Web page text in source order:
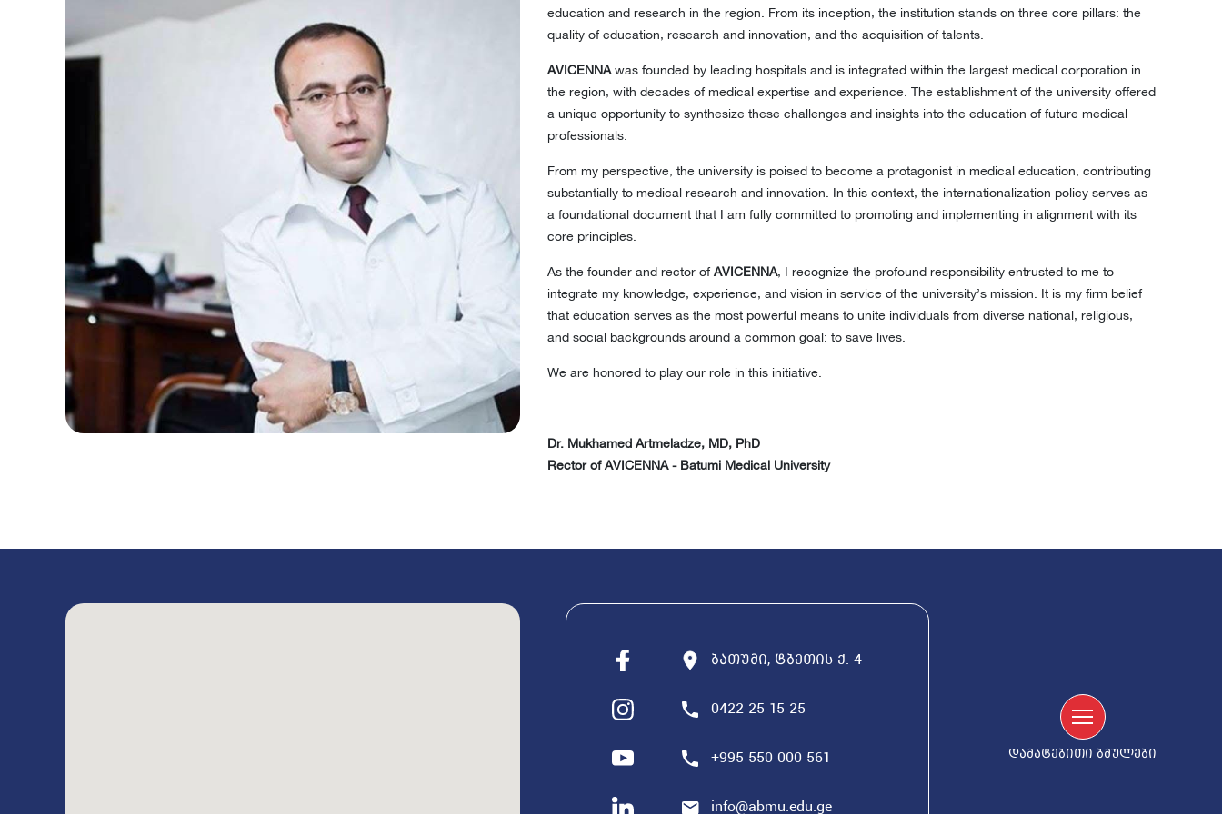
იურიდიული ცნობარი
გალერეა
სიახლეები
ღონისძიებები
სასწავლო პროცესის მარეგულირებელი წესი
კარიერული მხარდაჭერა
სტუდენტური თვითმმართველობა
სპორტული და კულტურული აქტივობები
education and research in the region. From its inception, the institution stands on three core pillars: the
quality of education, research and innovation, and the acquisition of talents.
AVICENNAwas founded by leading hospitals and is integrated within the largest medical corporation in
the region, with decades of medical expertise and experience. The establishment of the university offered
a unique opportunity to synthesize these challenges and insights into the education of future medical
professionals.
From my perspective, the university is poised to become a protagonist in medical education, contributing
substantially to medical research and innovation. In this context, the internationalization policy serves as
a foundational document that I am fully committed to promoting and implementing in alignment with its
core principles.
As the founder and rector ofAVICENNA, I recognize the profound responsibility entrusted to me to
integrate my knowledge, experience, and vision in service of the university’s mission. It is my firm belief
that education serves as the most powerful means to unite individuals from diverse national, religious,
and social backgrounds around a common goal: to save lives.
We are honored to play our role in this initiative.
Dr. Mukhamed Artmeladze, MD, PhD
Rector of AVICENNA - Batumi Medical University
ბათუმი, ტბეთის ქ. 4
0422 25 15 25
+995 550 000 561
info@abmu.edu.ge
დამატებითი ბმულები